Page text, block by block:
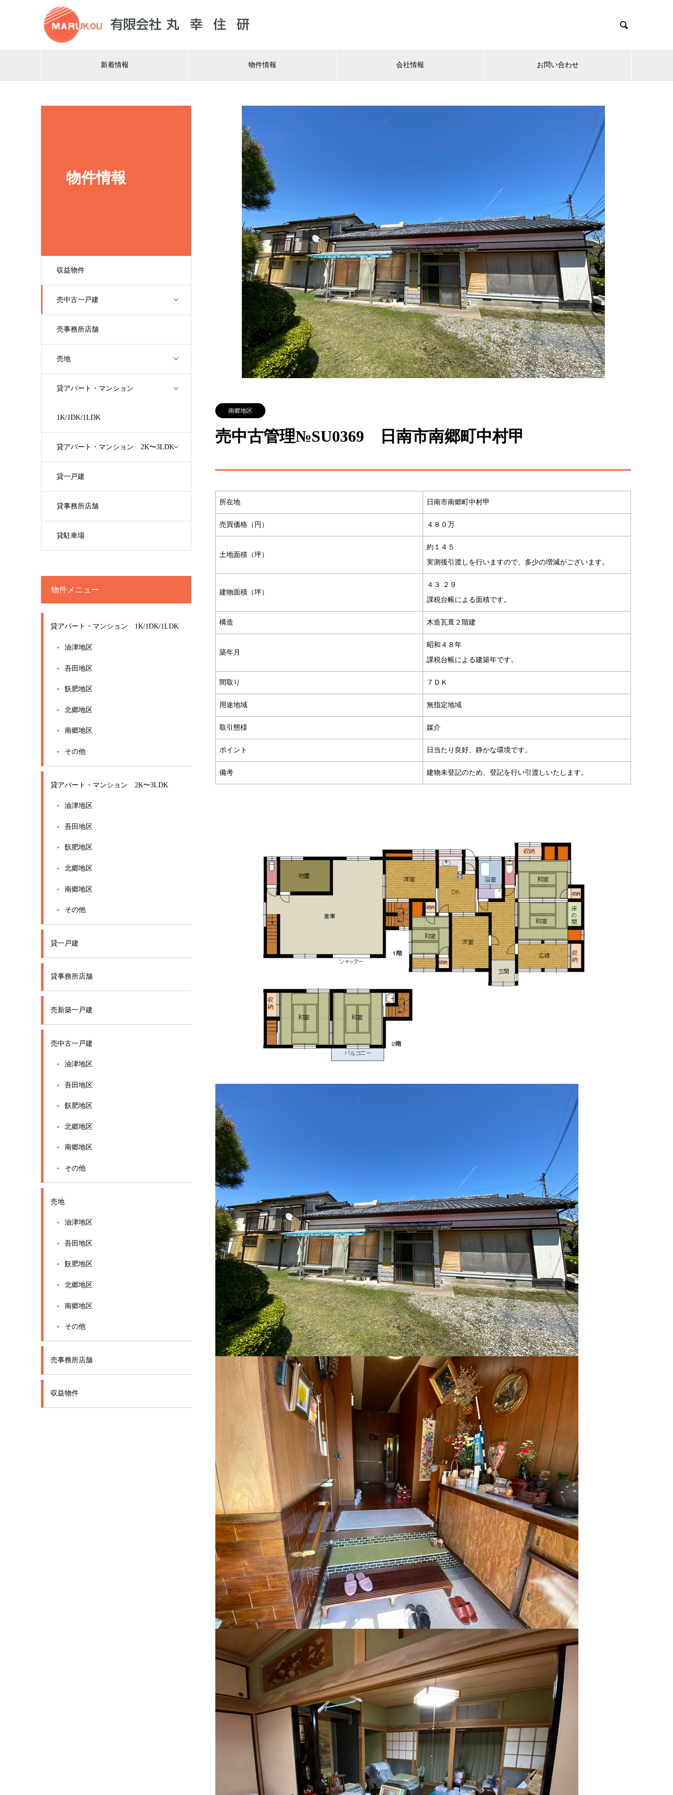

新着情報 物件情報 会社情報 お問い合わせ
物件情報
収益物件
売中古一戸建
売事務所店舗
売地
貸アパート・マンション
1K/1DK/1LDK
貸アパート・マンション 2K〜3LDK
貸一戸建
貸事務所店舗
貸駐車場
南郷地区
売中古管理№SU0369 日南市南郷町中村甲
所在地 日南市南郷町中村甲
売買価格（円） ４８０万
土地面積（坪）
約１４５
実測後引渡しを行いますので、多少の増減がございます。
建物面積（坪）
４３.２９
課税台帳による面積です。
構造 木造瓦葺２階建
築年月
昭和４８年
課税台帳による建築年です。
間取り ７ＤＫ
用途地域 無指定地域
取引態様 媒介
ポイント 日当たり良好、静かな環境です。
備考 建物未登記のため、登記を行い引渡しいたします。
物件メニュー
貸アパート・マンション 1K/1DK/1LDK
油津地区
吾田地区
飫肥地区
北郷地区
南郷地区
その他
貸アパート・マンション 2K〜3LDK
油津地区
吾田地区
飫肥地区
北郷地区
南郷地区
その他
貸一戸建
貸事務所店舗
売新築一戸建
売中古一戸建
油津地区
吾田地区
飫肥地区
北郷地区
南郷地区
その他
売地
油津地区
吾田地区
飫肥地区
北郷地区
南郷地区
その他
売事務所店舗
収益物件